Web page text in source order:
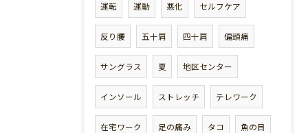
運転 運動 悪化 セルフケア
反り腰 五十肩 四十肩 偏頭痛
サングラス 夏 地区センター
インソール ストレッチ テレワーク
在宅ワーク 足の痛み タコ 魚の目